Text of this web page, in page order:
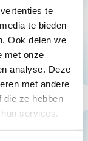
te
te bieden
Ook delen we
met onze
analyse. Deze
met andere
die ze hebben
services.